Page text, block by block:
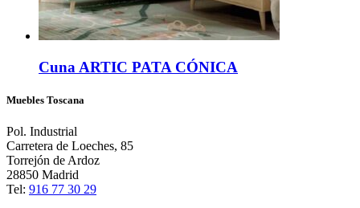
Cuna ARTIC PATA CÓNICA
Muebles Toscana
Pol. Industrial
Carretera de Loeches, 85
Torrejón de Ardoz
28850 Madrid
Tel: 916 77 30 29